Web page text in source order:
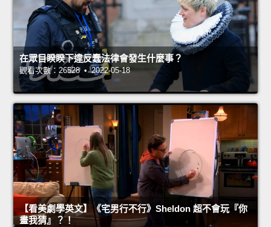
在眾目睽睽下違反蠢法律會發生什麼事？
觀看次數：26528 • 2022-05-18
【看美劇學英文】《宅男行不行》Sheldon 超不會玩『你
畫我猜』？！